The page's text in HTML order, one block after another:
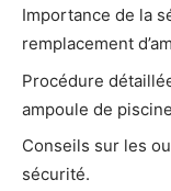
Importance de la
remplacement
Procédure
ampoule de
Conseils sur les
sécurité.